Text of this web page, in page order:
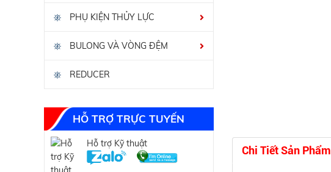
PHỤ KIỆN THỦY LỰC
BULONG VÀ VÒNG ĐỆM
REDUCER
HỖ TRỢ TRỰC TUYẾN
Hỗ trợ Kỹ thuật
Chi Tiết Sản Phẩm